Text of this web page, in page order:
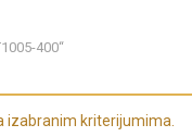
400“
izabranim kriterijumima.